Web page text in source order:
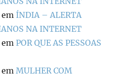
em ÍNDIA – ALERTA
NA INTERNET
emPOR QUE AS PESSOAS
emMULHER COM